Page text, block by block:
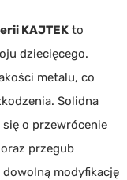
KAJTEK to
dziecięcego.
metalu, co
Solidna
o przewrócenie
przegub
modyfikację